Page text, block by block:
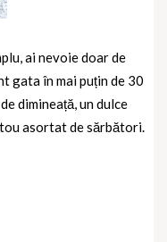
ai nevoie doar de
gata în mai puțin de 30
dimineață, un dulce
asortat de sărbători.